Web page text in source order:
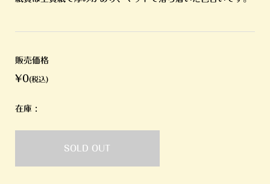
販売価格
¥0(税込)
在庫 :
SOLD OUT